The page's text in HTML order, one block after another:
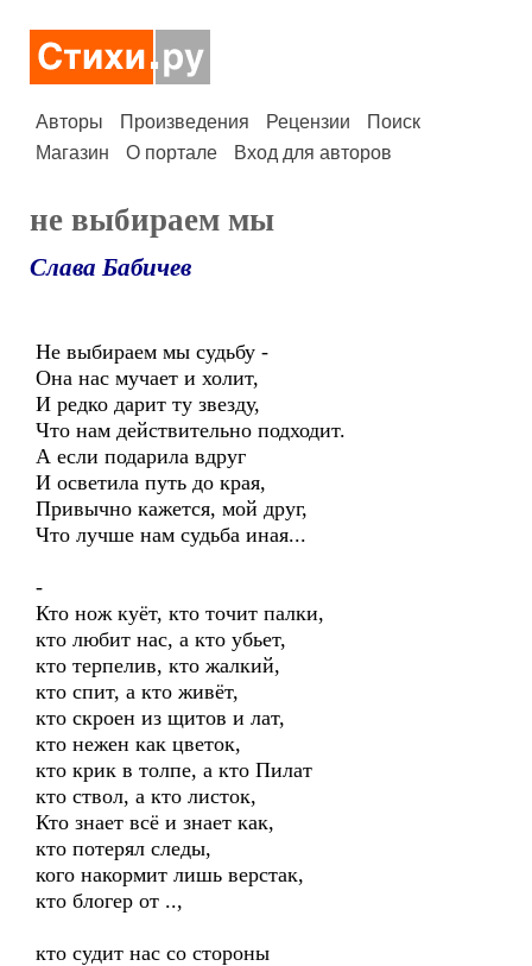
Авторы Произведения Рецензии
Поиск
Магазин
О портале Вход для авторов
не выбираем мы
Слава Бабичев
Не выбираем мы судьбу -
Она нас мучает и холит,
И редко дарит ту звезду,
Что нам действительно подходит.
А если подарила вдруг
И осветила путь до края,
Привычно кажется, мой друг,
Что лучше нам судьба иная...
-
Кто нож куёт, кто точит палки,
кто любит нас, а кто убьет,
кто терпелив, кто жалкий,
кто спит, а кто живёт,
кто скроен из щитов и лат,
кто нежен как цветок,
кто крик в толпе, а кто Пилат
кто ствол, а кто листок,
Кто знает всё и знает как,
кто потерял следы,
кого накормит лишь верстак,
кто блогер от ..,
кто судит нас со стороны